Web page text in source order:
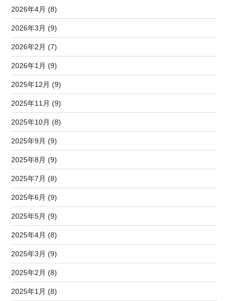
2026年4月 (8)
2026年3月 (9)
2026年2月 (7)
2026年1月 (9)
2025年12月 (9)
2025年11月 (9)
2025年10月 (8)
2025年9月 (9)
2025年8月 (9)
2025年7月 (8)
2025年6月 (9)
2025年5月 (9)
2025年4月 (8)
2025年3月 (9)
2025年2月 (8)
2025年1月 (8)